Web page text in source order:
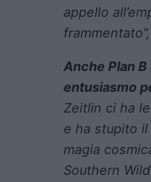
appello
frammentato”,
Anche Plan
entusiasmo
Zeitlin ci ha
e ha stupito
magia
Southern